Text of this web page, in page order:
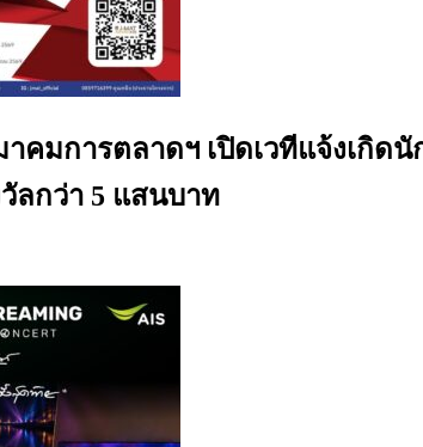
คมการตลาดฯ เปิดเวทีแจ้งเกิด
ลกว่า 5 แสนบาท